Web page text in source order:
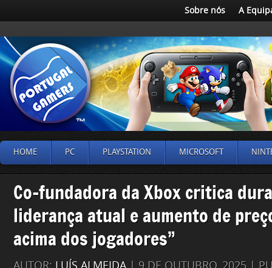
Sobre nós A
HOME PC PLAYSTATION MICROSOFT
Co-fundadora da Xbox critica
liderança atual e aumento de
acima dos jogadores”